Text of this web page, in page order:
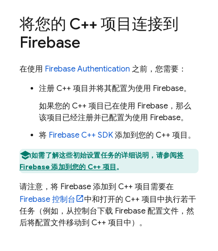
将您的 C++ 项目连接到
Firebase
在使用 Firebase Authentication 之前，您需要：
注册 C++ 项目并将其配置为使用 Firebase。
如果您的 C++ 项目已在使用 Firebase，那么
该项目已经注册并已配置为使用 Firebase。
将 Firebase C++ SDK 添加到您的 C++ 项目。
如需了解这些初始设置任务的详细说明，请参阅将
Firebase 添加到您的 C++ 项目。
请注意，将 Firebase 添加到 C++ 项目需要在
Firebase 控制台
中和打开的 C++ 项目中执行若干
任务（例如，从控制台下载 Firebase 配置文件，然
后将配置文件移动到 C++ 项目中）。